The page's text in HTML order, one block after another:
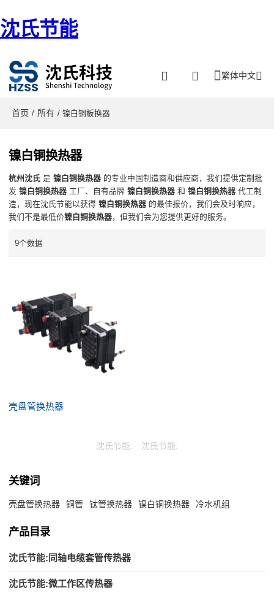
沈氏节能
繁体中文
首页 / 所有 / 镍白铜板换器
镍白铜换热器
杭州沈氏 是镍白铜换热器 的专业中国制造商和供应商，我们提供定制批
发镍白铜换热器 工厂、自有品牌镍白铜换热器 和镍白铜换热器 代工制
造，现在沈氏节能以获得镍白铜换热器 的最佳报价，我们会及时响应，
我们不是最低价镍白铜换热器，但我们会为您提供更好的服务。
9个数据
壳盘管换热器
沈氏节能: 沈氏节能:
关键词
壳盘管换热器 铜管 钛管换热器 镍白铜换热器 冷水机组
产品目录
沈氏节能:同轴电缆套管传热器
沈氏节能:微工作区传热器